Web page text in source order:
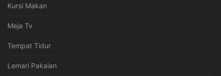
Kursi Makan
Meja Tv
Tempat Tidur
Lemari Pakaian